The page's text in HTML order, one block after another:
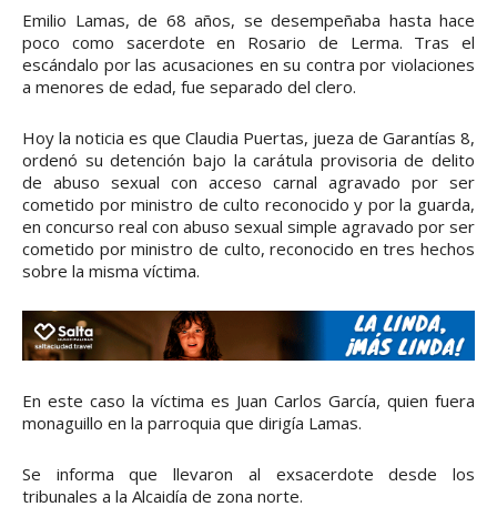
Emilio Lamas, de 68 años, se desempeñaba hasta hace
poco como sacerdote en Rosario de Lerma. Tras el
escándalo por las acusaciones en su contra por violaciones
a menores de edad, fue separado del clero.
Hoy la noticia es que Claudia Puertas, jueza de Garantías 8,
ordenó su detención bajo la carátula provisoria de delito
de abuso sexual con acceso carnal agravado por ser
cometido por ministro de culto reconocido y por la guarda,
en concurso real con abuso sexual simple agravado por ser
cometido por ministro de culto, reconocido en tres hechos
sobre la misma víctima.
En este caso la víctima es Juan Carlos García, quien fuera
monaguillo en la parroquia que dirigía Lamas.
Se informa que llevaron al exsacerdote desde los
tribunales a la Alcaidía de zona norte.